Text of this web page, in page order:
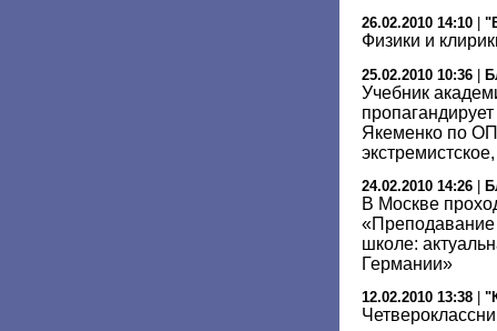
26.02.2010 14:10
Физики и
25.02.2010 10:36 |
Учебник
Якеменко по
24.02.2010 14:26
В Москве
«Преподавание
школе:
Германии»
12.02.2010 13:38